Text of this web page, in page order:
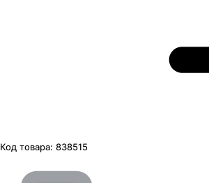
Код товара: 838515